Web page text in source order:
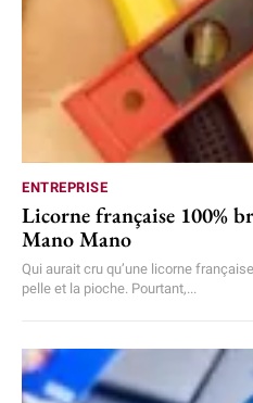
ENTREPRISE
Licorne française 100%
Mano Mano
Qui aurait cru qu’une licorne
pelle et la pioche. Pourtant,...